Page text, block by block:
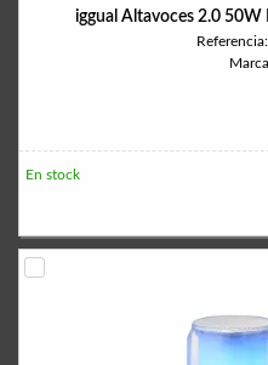
iggual Altavoces 2.0
En stock